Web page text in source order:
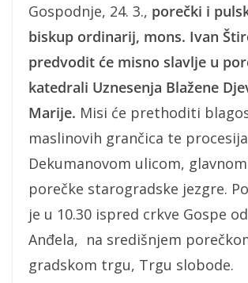
Gospodnje, 24. 3., porečki i
biskup ordinarij, mons. Ivan
predvodit će misno slavlje u
katedrali Uznesenja Blažene
Marije. Misi će prethoditi
maslinovih grančica te procesija
Dekumanovom ulicom,
porečke starogradske jezgre.
je u 10.30 ispred crkve Gospe od
Anđela, na središnjem
gradskom trgu, Trgu slobode.